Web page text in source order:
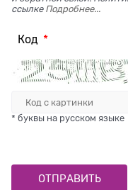
ссылке Подробнее...
Код
* буквы на русском языке